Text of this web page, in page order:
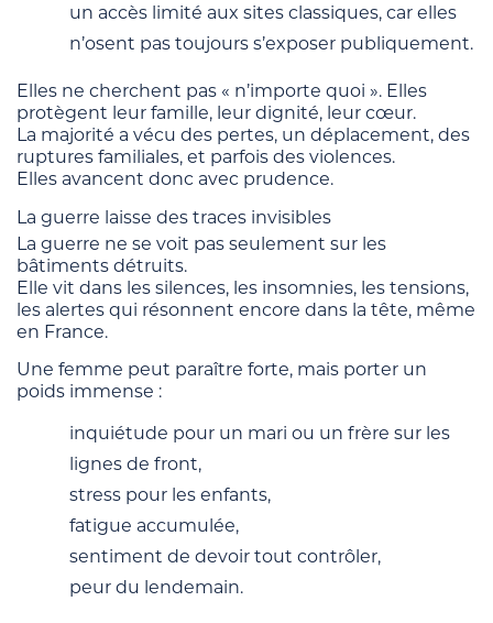
un accès limité aux sites classiques, car elles
n’osent pas toujours s’exposer publiquement.
Elles ne cherchent pas « n’importe quoi ». Elles
protègent leur famille, leur dignité, leur cœur.
La majorité a vécu des pertes, un déplacement, des
ruptures familiales, et parfois des violences.
Elles avancent donc avec prudence.
La guerre laisse des traces invisibles
La guerre ne se voit pas seulement sur les
bâtiments détruits.
Elle vit dans les silences, les insomnies, les tensions,
les alertes qui résonnent encore dans la tête, même
en France.
Une femme peut paraître forte, mais porter un
poids immense :
inquiétude pour un mari ou un frère sur les
lignes de front,
stress pour les enfants,
fatigue accumulée,
sentiment de devoir tout contrôler,
peur du lendemain.